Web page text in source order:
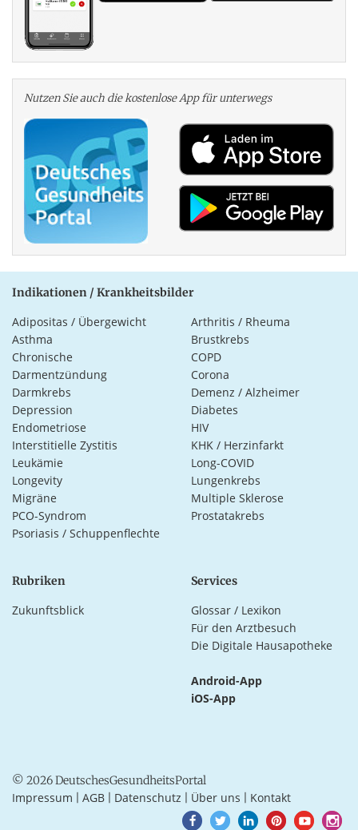
Nutzen Sie auch die kosten­lose App für unterwegs
Indikationen / Krankheitsbilder
Adipositas / Übergewicht
Arthritis / Rheuma
Asthma
Brustkrebs
Chronische
Darmentzündung
COPD
Corona
Darmkrebs
Demenz / Alzheimer
Depression
Diabetes
Endometriose
HIV
Interstitielle Zystitis
KHK / Herzinfarkt
Leukämie
Long-COVID
Longevity
Lungenkrebs
Migräne
Multiple Sklerose
PCO-Syndrom
Prostatakrebs
Psoriasis / Schuppenflechte
Rubriken
Zukunftsblick
Services
Glossar / Lexikon
Für den Arztbesuch
Die Digitale Hausapotheke
Android-App
iOS-App
© 2026 DeutschesGesundheitsPortal
Impressum AGB Datenschutz Über uns Kontakt